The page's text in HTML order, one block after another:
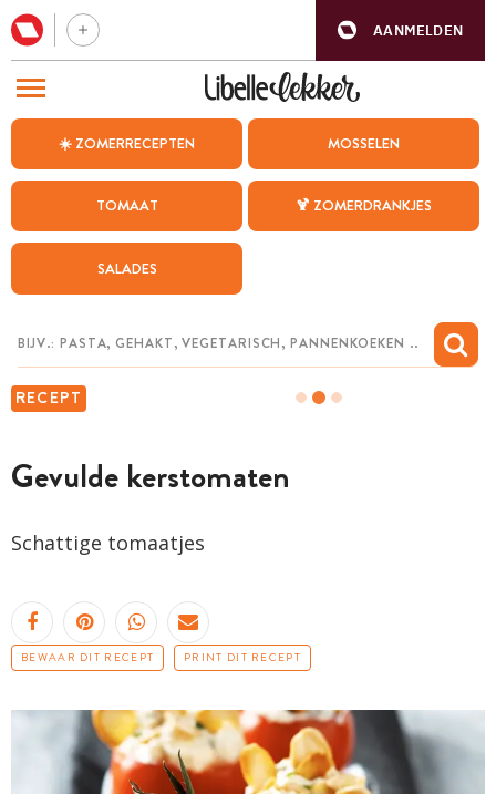
AANMELDEN
☀️ ZOMERRECEPTEN MOSSELEN
TOMAAT 🍹 ZOMERDRANKJES
SALADES
RECEPT
Gevulde kerstomaten
Schattige tomaatjes
BEWAAR DIT RECEPT PRINT DIT RECEPT
BEZOEK ONZE ANDERE WEBSITES
WEEKMENU
CHAT MET MAIA
MIJN BEWAARDE RECEPTEN